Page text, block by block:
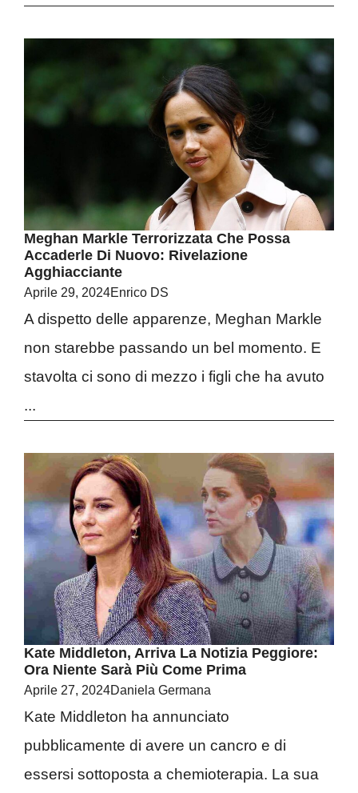
Meghan Markle Terrorizzata Che Possa
Accaderle Di Nuovo: Rivelazione
Agghiacciante
Aprile 29, 2024Enrico DS
A dispetto delle apparenze, Meghan Markle
non starebbe passando un bel momento. E
stavolta ci sono di mezzo i figli che ha avuto
...
Kate Middleton, Arriva La Notizia Peggiore:
Ora Niente Sarà Più Come Prima
Aprile 27, 2024Daniela Germana
Kate Middleton ha annunciato
pubblicamente di avere un cancro e di
essersi sottoposta a chemioterapia. La sua